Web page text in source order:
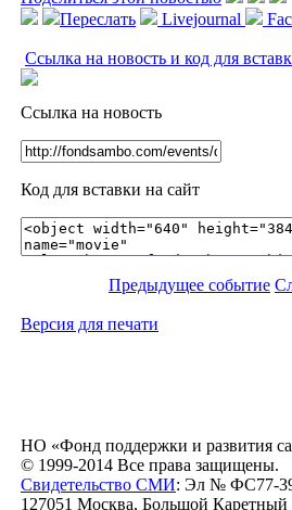
Переслать
Livejournal
Ссылка на новость и код для
Ссылка на новость
Код для вставки на сайт
Предыдущее событие
Версия для печати
НО «Фонд поддержки и развития
© 1999-2014 Все права защищены.
Свидетельство СМИ: Эл № ФС77-
127051 Москва, Большой Каретный